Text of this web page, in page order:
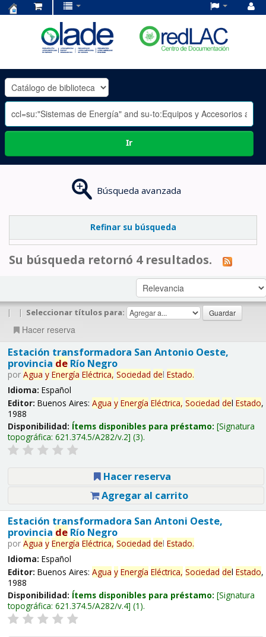
OLADE
-
Ir
Búsqueda avanzada
Refinar su búsqueda
Su búsqueda retornó 4 resultados.
| | Seleccionar títulos para:
Hacer reserva
Estación transformadora San Antonio Oeste,
provincia deRío Negro
por Agua y Energía Eléctrica, Sociedad del Estado.
Idioma: Español
Editor: Buenos Aires: Agua y Energía Eléctrica, Sociedad del Estado,
1988
Disponibilidad: Ítems disponibles para préstamo: Signatura
topográfica: 621.374.5/A282/v.2 (3).
Hacer reserva
Agregar al carrito
Estación transformadora San Antoni Oeste,
provincia deRío Negro
por Agua y Energía Eléctrica, Sociedad del Estado.
Idioma: Español
Editor: Buenos Aires: Agua y Energía Eléctrica, Sociedad del Estado,
1988
Disponibilidad: Ítems disponibles para préstamo: Signatura
topográfica: 621.374.5/A282/v.4 (1).